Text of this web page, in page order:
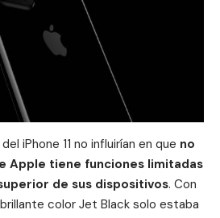
iPhone 11 no influirían en que no
Apple tiene funciones limitadas
de sus dispositivos. Con
color Jet Black solo estaba